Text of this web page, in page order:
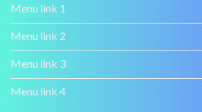
Menu link 1
Menu link 2
Menu link 3
Menu link 4